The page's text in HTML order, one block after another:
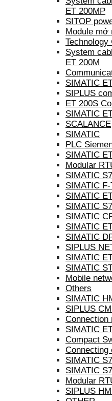
ET 200MP
SITOP
Module mở
Technology
System
ET 200M
SIMATIC
SIPLUS
ET 200S
SIMATIC
SCALANCE
SIMATIC
PLC
SIMATIC
Modular
SIMATIC S7
SIMATIC F-
SIMATIC
SIMATIC
SIMATIC
SIMATIC
SIMATIC
SIPLUS
SIMATIC
SIMATIC
Mobile
Others
SIMATIC
SIPLUS
Connection
SIMATIC
Compact
Connecting
SIMATIC
SIMATIC
Modular
SIPLUS